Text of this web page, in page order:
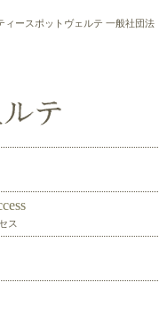
ィースポットヴェルテ 一般社団法
ス